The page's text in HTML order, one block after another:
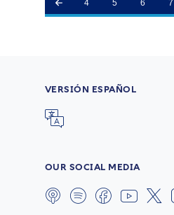
4 5 6 7
VERSIÓN ESPAÑOL
OUR SOCIAL MEDIA